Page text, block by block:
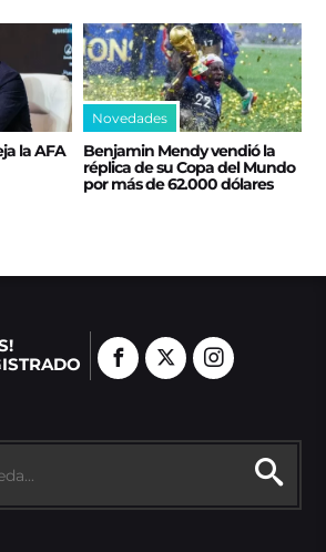
la AFA
Novedades
Benjamin Mendy vendió la
réplica de su Copa del Mundo
por más de 62.000 dólares